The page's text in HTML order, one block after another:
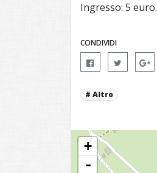
Ingresso: 5 euro.
CONDIVIDI
Altro
+
-